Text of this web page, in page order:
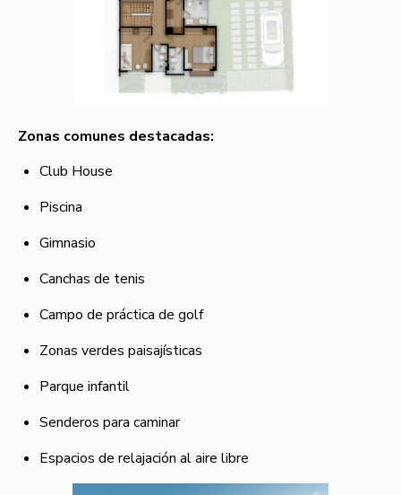
Zonas comunes destacadas:
Club House
Piscina
Gimnasio
Canchas de tenis
Campo de práctica de golf
Zonas verdes paisajísticas
Parque infantil
Senderos para caminar
Espacios de relajación al aire libre